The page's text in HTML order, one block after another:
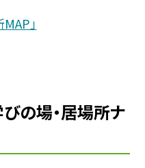
」
の場・居場所ナ